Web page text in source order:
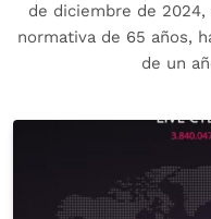
de diciembre de
normativa de 65 años,
de un